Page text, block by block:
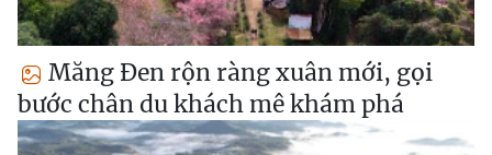
Măng Đen rộn ràng xuân mới, gọi
bước chân du khách mê khám phá